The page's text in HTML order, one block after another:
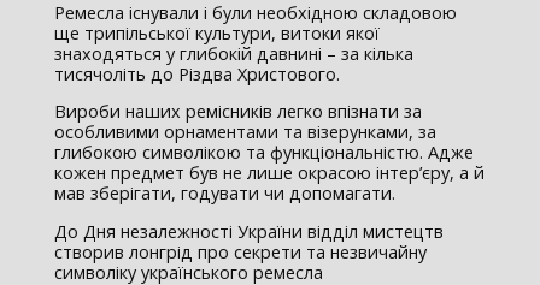
Ремесла існували і були необхідною складовою
ще трипільської культури, витоки якої
знаходяться у глибокій давнині – за кілька
тисячоліть до Різдва Христового.
Вироби наших ремісників легко впізнати за
особливими орнаментами та візерунками, за
глибокою символікою та функціональністю. Адже
кожен предмет був не лише окрасою інтер’єру, а й
мав зберігати, годувати чи допомагати.
До Дня незалежності України відділ мистецтв
створив лонгрід про секрети та незвичайну
символіку українського ремесла